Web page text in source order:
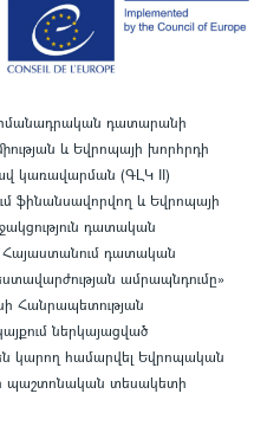
դատարանի
և Եվրոպայի խորհրդի
լավ կառավարման (ԳԼԿ II)
ֆինանսավորվող և Եվրոպայի
դատական
դատական
ամրապնդումը»
Հանրապետության
ներկայացված
կարող համարվել Եվրոպական
պաշտոնական տեսակետի